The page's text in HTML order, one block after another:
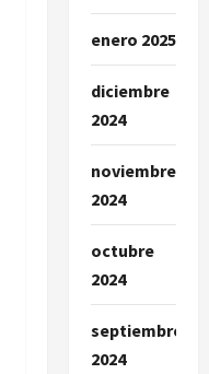
enero 2025
diciembre
2024
noviembre
2024
octubre
2024
septiembre
2024